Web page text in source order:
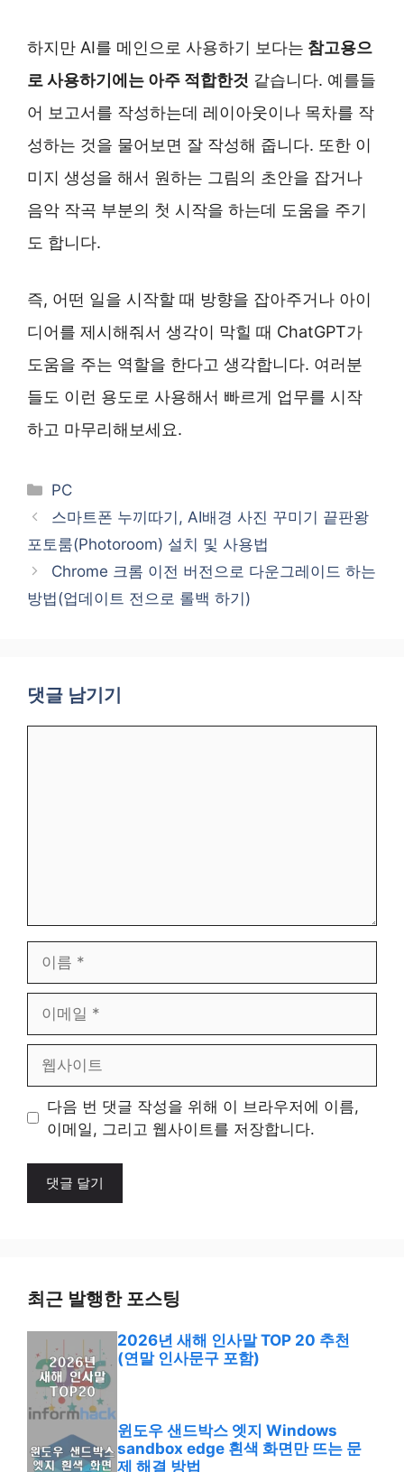
하지만 AI를 메인으로 사용하기 보다는 참고용으
로 사용하기에는 아주 적합한것 같습니다. 예를들
어 보고서를 작성하는데 레이아웃이나 목차를 작
성하는 것을 물어보면 잘 작성해 줍니다. 또한 이
미지 생성을 해서 원하는 그림의 초안을 잡거나
음악 작곡 부분의 첫 시작을 하는데 도움을 주기
도 합니다.
즉, 어떤 일을 시작할 때 방향을 잡아주거나 아이
디어를 제시해줘서 생각이 막힐 때 ChatGPT가
도움을 주는 역할을 한다고 생각합니다. 여러분
들도 이런 용도로 사용해서 빠르게 업무를 시작
하고 마무리해보세요.
카
테
리
PC
스마트폰 누끼따기, AI배경 사진 꾸미기 끝판왕
포토룸(Photoroom) 설치 및 사용법
Chrome 크롬 이전 버전으로 다운그레이드 하는
방법(업데이트 전으로 롤백 하기)
댓글 남기기
일
트
다음 번 댓글 작성을 위해 이 브라우저에 이름,
이메일, 그리고 웹사이트를 저장합니다.
최근 발행한 포스팅
2026년 새해 인사말 TOP 20 추천
(연말 인사문구 포함)
윈도우 샌드박스 엣지 Windows
sandbox edge 흰색 화면만 뜨는 문
제 해결 방법